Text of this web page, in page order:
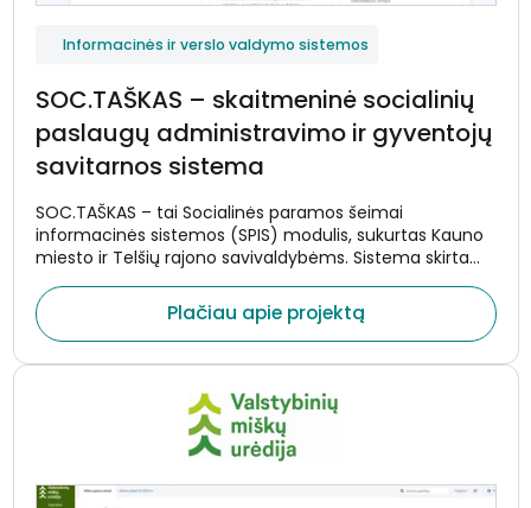
Informacinės ir verslo valdymo sistemos
SOC.TAŠKAS – skaitmeninė socialinių
paslaugų administravimo ir gyventojų
savitarnos sistema
SOC.TAŠKAS – tai Socialinės paramos šeimai
informacinės sistemos (SPIS) modulis, sukurtas Kauno
miesto ir Telšių rajono savivaldybėms. Sistema skirta
centralizuotam socialinių paslaugų administravimui,
gyventojų savitarnai ir efektyviam socialinių paslaugų
teikimo procesų valdymui.Plačiau apie projektą